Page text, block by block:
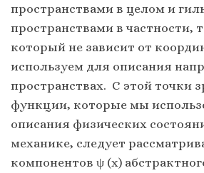
пространствами в целом и
пространствами в частности,
который не зависит от
используем для описания
пространствах. С этой точки
функции, которые мы
описания физических
механике, следует
компонентов ψ (x)